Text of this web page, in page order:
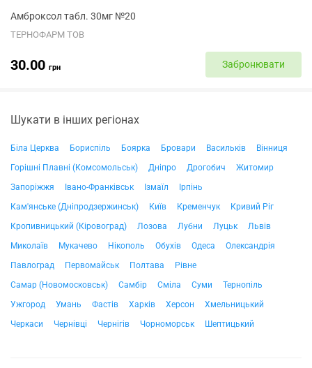
Амброксол табл. 30мг №20
ТЕРНОФАРМ ТОВ
30.00 грн Забронювати
Шукати в інших регіонах
Біла Церква Бориспіль Боярка Бровари Васильків
Вінниця
Горішні Плавні (Комсомольськ)
Дніпро Дрогобич
Житомир
Запоріжжя
Івано-Франківськ Ізмаїл
Ірпінь
Кам'янське (Дніпродзержинськ)
Київ Кременчук
Кривий Ріг
Кропивницький (Кіровоград)
Лозова Лубни Луцьк
Львів
Миколаїв
Мукачево Нікополь Обухів Одеса
Олександрія
Павлоград
Первомайськ Полтава
Рівне
Самар (Новомосковськ)
Самбір Сміла Суми
Тернопіль
Ужгород
Умань Фастів Харків Херсон
Хмельницький
Черкаси
Чернівці Чернігів Чорноморськ Шептицький